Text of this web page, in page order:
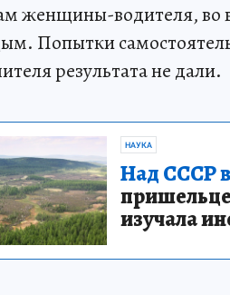
женщины-водителя, во
Попытки
результата не дали.
НАУКА
Над СССР
изучала